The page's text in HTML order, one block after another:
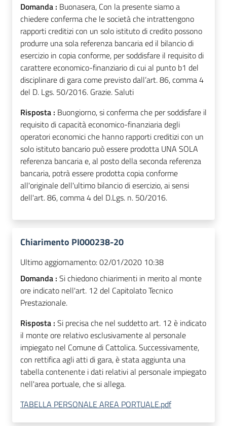
Domanda : Buonasera, Con la presente siamo a
chiedere conferma che le società che intrattengono
rapporti creditizi con un solo istituto di credito possono
produrre una sola referenza bancaria ed il bilancio di
esercizio in copia conforme, per soddisfare il requisito di
carattere economico-finanziario di cui al punto b1 del
disciplinare di gara come previsto dall’art. 86, comma 4
del D. Lgs. 50/2016. Grazie. Saluti
Risposta : Buongiorno, si conferma che per soddisfare il
requisito di capacità economico-finanziaria degli
operatori economici che hanno rapporti creditizi con un
solo istituto bancario può essere prodotta UNA SOLA
referenza bancaria e, al posto della seconda referenza
bancaria, potrà essere prodotta copia conforme
all'originale dell'ultimo bilancio di esercizio, ai sensi
dell'art. 86, comma 4 del D.Lgs. n. 50/2016.
Chiarimento PI000238-20
Ultimo aggiornamento:02/01/2020 10:38
Domanda : Si chiedono chiarimenti in merito al monte
ore indicato nell'art. 12 del Capitolato Tecnico
Prestazionale.
Risposta : Si precisa che nel suddetto art. 12 è indicato
il monte ore relativo esclusivamente al personale
impiegato nel Comune di Cattolica. Successivamente,
con rettifica agli atti di gara, è stata aggiunta una
tabella contenente i dati relativi al personale impiegato
nell'area portuale, che si allega.
TABELLA PERSONALE AREA PORTUALE.pdf